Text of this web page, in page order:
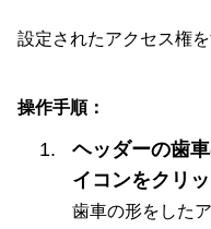
設定されたアクセス権
操作手順：
ヘッダーの歯
イコンをクリッ
歯車の形をした